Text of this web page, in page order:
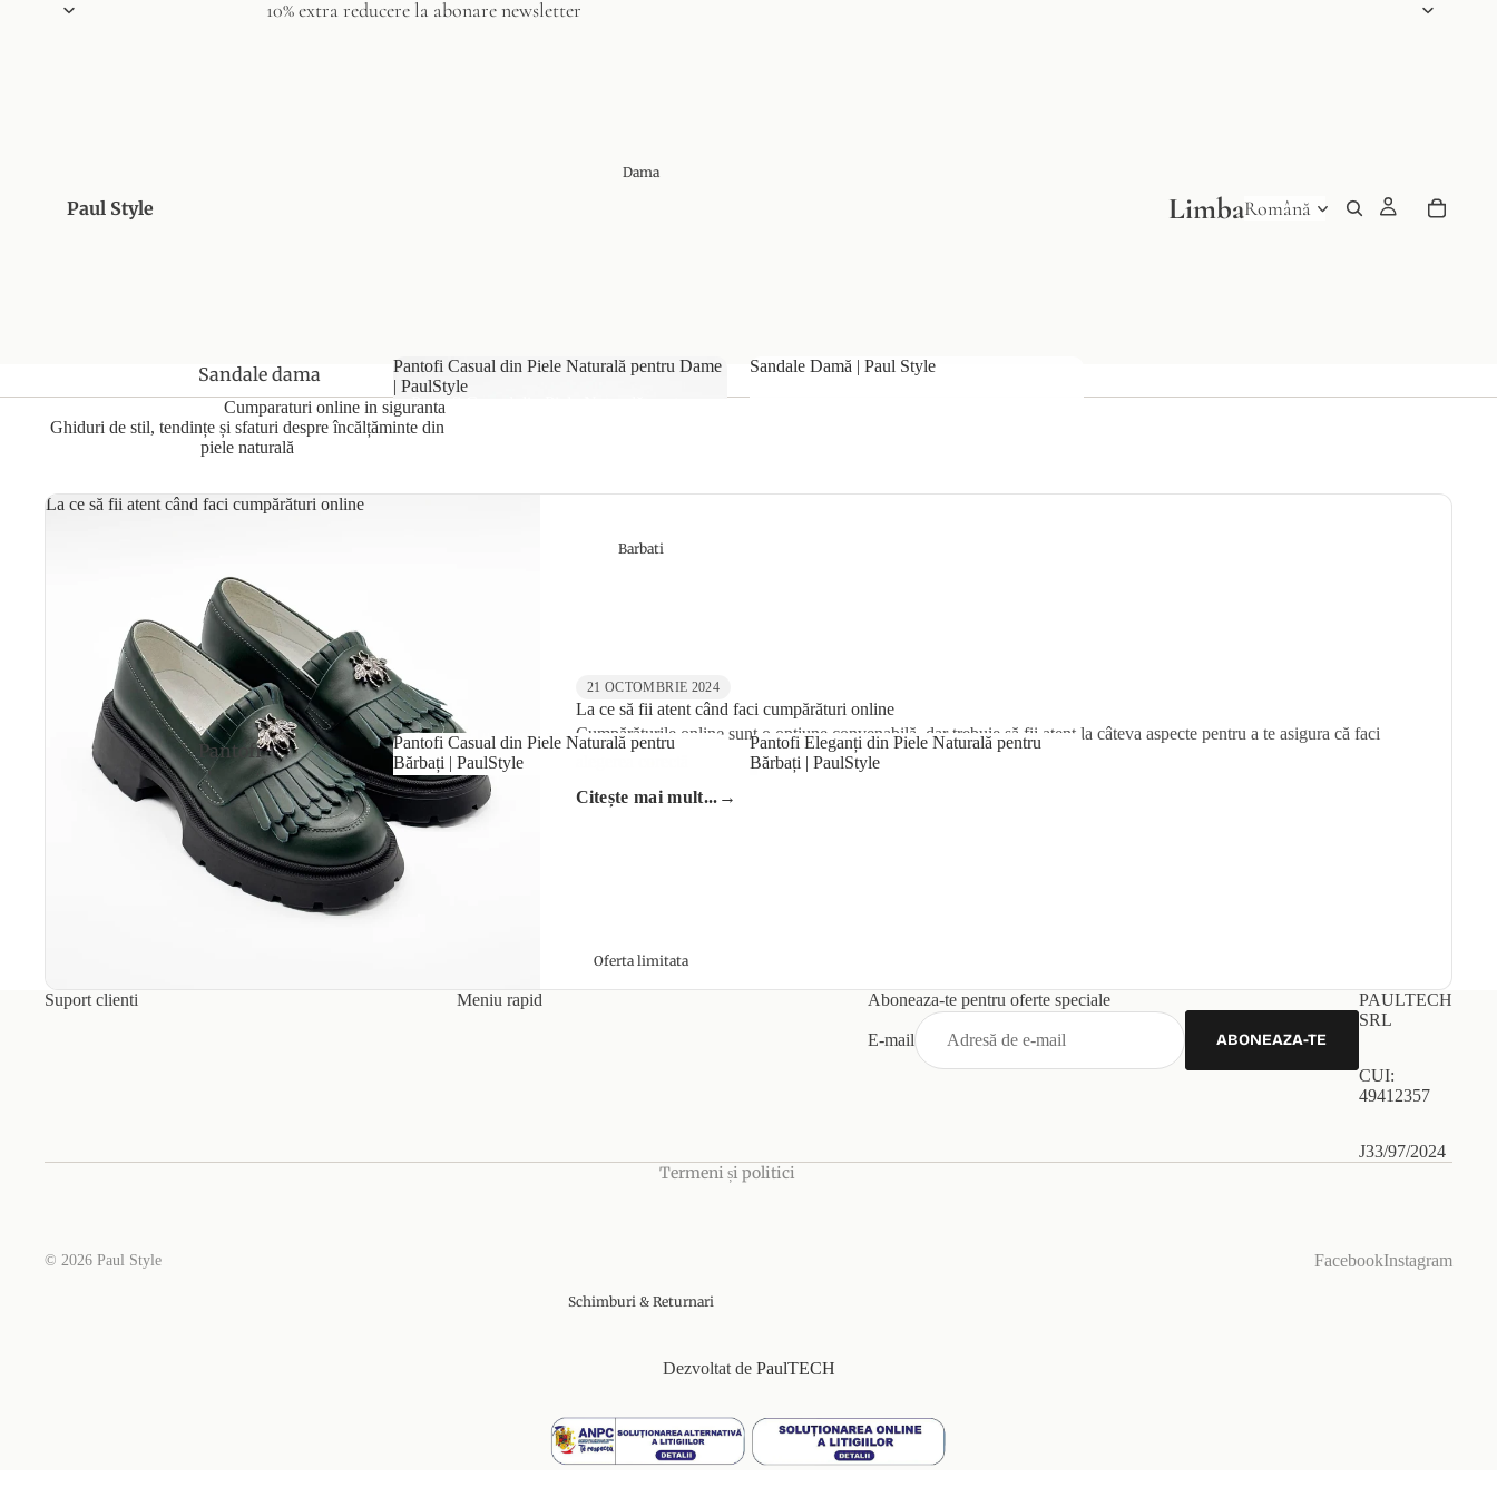
10% extra reducere la abonare newsletter
Paul Style
Dama
Sandale dama
Pantofi casual
Pantofi de
Pantofi sport
Pantofi Casual din Piele Naturală pentru Dame
| PaulStyle
Pantofi Casual din Piele Naturală pentru
Dame | PaulStyle
Sandale Damă | Paul Style
Barbati
Pantofi
eleganti
Pantofi casual
Mocasini
Pantofi sport
Pantofi Casual din Piele Naturală pentru
Bărbați | PaulStyle
Pantofi Casual din Piele Naturală pentru
Bărbați | PaulStyle
Pantofi Eleganți din Piele Naturală pentru
Bărbați | PaulStyle
Pantofi Eleganți din Piele Naturală pentru
Oferta limitata
Schimburi & Returnari
Limba
Cumparaturi online in siguranta
Ghiduri de stil, tendințe și sfaturi despre încălțăminte din
piele naturală
La ce să fii atent când faci cumpărături online
21 OCTOMBRIE 2024
La ce să fii atent când faci cumpărături online
Cumpărăturile online sunt o opțiune convenabilă, dar trebuie să fii atent la câteva aspecte pentru a te asigura că faci
Citește mai mult... →
Suport clienti Meniu rapid Aboneaza-te pentru oferte speciale
E-mail ABONEAZA-TE
PAULTECH
SRL
CUI:
49412357
J33/97/2024
© 2026 Paul Style
Termeni și politici
FacebookInstagram
Dezvoltat de PaulTECH